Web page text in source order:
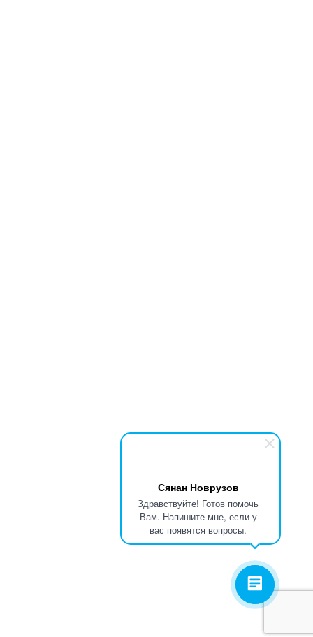
Сянан Новрузов
Здравствуйте! Готов помочь
Вам. Напишите мне, если у
вас появятся вопросы.